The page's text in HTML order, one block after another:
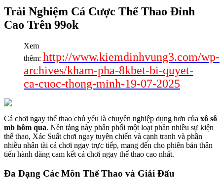
Trải Nghiệm Cá Cược Thể Thao Đỉnh
Cao Trên 99ok
Xem
thêm: http://www.kiemdinhvung3.com/wp-
archives/kham-pha-8kbet-bi-quyet-
ca-cuoc-thong-minh-19-07-2025
Cá chơi ngay thể thao chủ yếu là chuyên nghiệp dụng hơn của xô sô
mb hôm qua. Nền tảng này phân phối một loạt phần nhiều sự kiện
thể thao, Xác Suất chơi ngay tuyên chiến và cạnh tranh và phần
nhiều nhân tài cá chơi ngay trực tiếp, mang đến cho phiên bản thân
tiến hành đăng cam kết cá chơi ngay thể thao cao nhất.
Đa Dạng Các Môn Thể Thao và Giải Đấu